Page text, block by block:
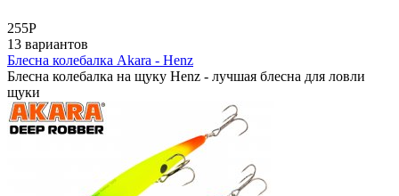
255Р
13 вариантов
Блесна колебалка Akara - Henz
Блесна колебалка на щуку Henz - лучшая блесна для ловли
щуки